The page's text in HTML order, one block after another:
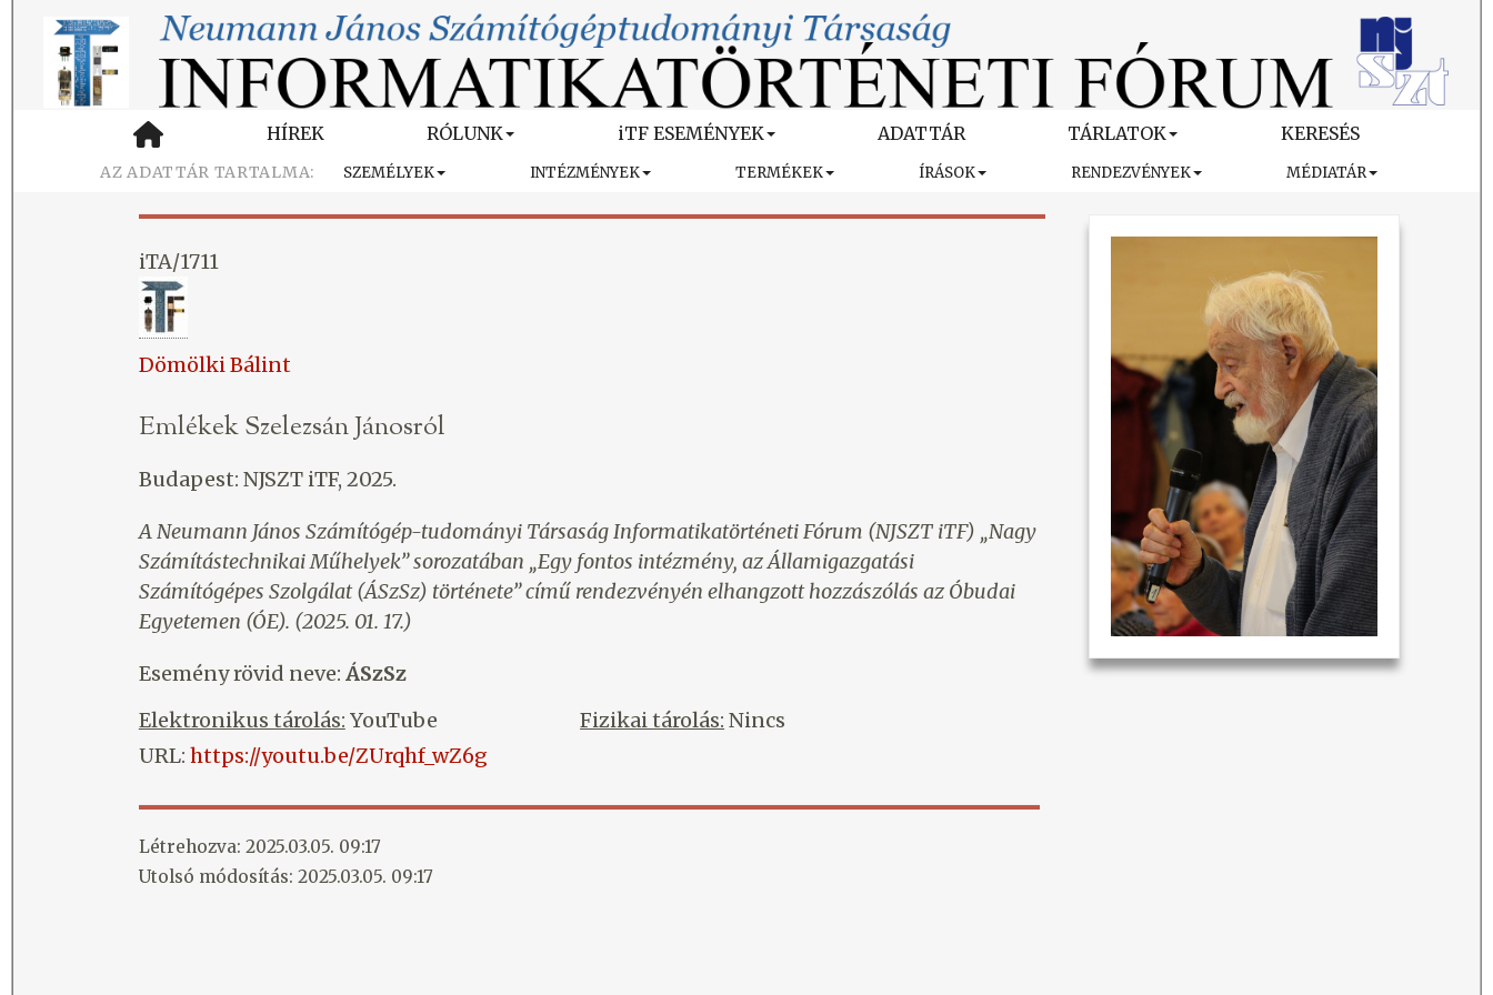
HÍREK RÓLUNK iTF ESEMÉNYEK ADATTÁR TÁRLATOK KERESÉS
SZEMÉLYEK INTÉZMÉNYEK TERMÉKEK ÍRÁSOK RENDEZVÉNYEK MÉDIATÁR
iTA/1711
Dömölki Bálint
Emlékek Szelezsán Jánosról
Budapest: NJSZT iTF, 2025.
A Neumann János Számítógép-tudományi Társaság Informatikatörténeti Fórum (NJSZT iTF) „Nagy
Számítástechnikai Műhelyek” sorozatában „Egy fontos intézmény, az Államigazgatási
Számítógépes Szolgálat (ÁSzSz) története” című rendezvényén elhangzott hozzászólás az Óbudai
Egyetemen (ÓE). (2025. 01. 17.)
Esemény rövid neve: ÁSzSz
Elektronikus tárolás: YouTube
URL: https://youtu.be/ZUrqhf_wZ6g
Fizikai tárolás: Nincs
Létrehozva: 2025.03.05. 09:17
Utolsó módosítás: 2025.03.05. 09:17